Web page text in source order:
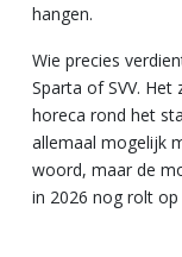
hangen.
Wie precies
Sparta of SVV.
horeca rond het
allemaal mogelijk
woord, maar de
in 2026 nog rolt op